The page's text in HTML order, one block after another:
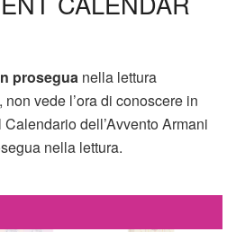
prosegua nella lettura
vede l’ora di conoscere in
dell’Avvento Armani
nella lettura.